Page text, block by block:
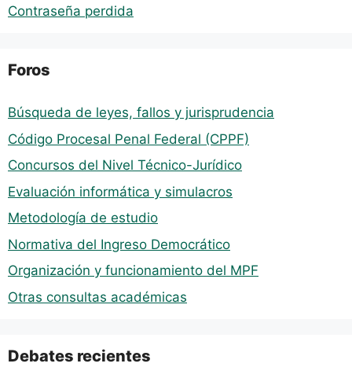
Contraseña perdida
Foros
Búsqueda de leyes, fallos y jurisprudencia
Código Procesal Penal Federal (CPPF)
Concursos del Nivel Técnico-Jurídico
Evaluación informática y simulacros
Metodología de estudio
Normativa del Ingreso Democrático
Organización y funcionamiento del MPF
Otras consultas académicas
Debates recientes